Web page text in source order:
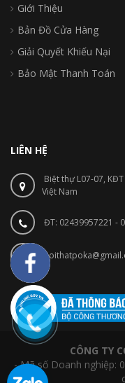
Giới Thiệu
Bản Đồ Cửa Hàng
Giải Quyết Khiếu Nại
Bảo Mật Thanh Toán
LIÊN HỆ
Biệt thự L07-07,
Việt Nam
ĐT: 02439957221 -
CÔNG TY
- Mã số Doanh nghiệp: